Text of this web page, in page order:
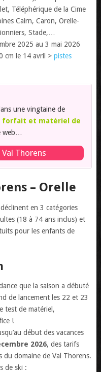
Téléphérique de la Cime
Cairn, Caron, Orelle-
Stade,…
2025 au 3 mai 2026
cm le 14 avril >pistes
une vingtaine de
forfait et matériel de
Thorens
– Orelle
en 3 catégories
(18 à 74 ans inclus) et
pour les enfants de
que la saison a débuté
de lancement les 22 et 23
test de matériel,
!
début des vacances
2026, des tarifs
du domaine de Val Thorens.
de ski :